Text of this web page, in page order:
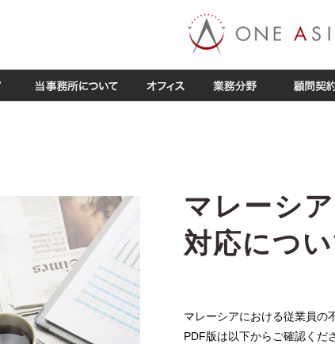
マレーシ
対応につ
マレーシアにおける従業員の
PDF版は以下からご確認くだ